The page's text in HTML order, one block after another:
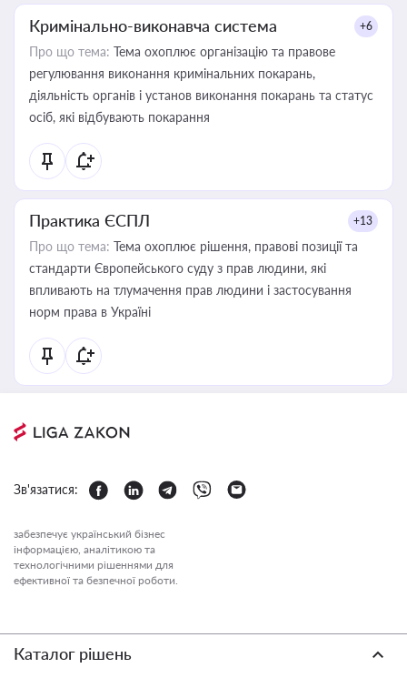
Кримінально-виконавча система +6
Про що тема: Тема охоплює організацію та правове
регулювання виконання кримінальних покарань,
діяльність органів і установ виконання покарань та статус
осіб, які відбувають покарання
Практика ЄСПЛ +13
Про що тема: Тема охоплює рішення, правові позиції та
стандарти Європейського суду з прав людини, які
впливають на тлумачення прав людини і застосування
норм права в Україні
Зв'язатися:
забезпечує український бізнес
інформацією, аналітикою та
технологічними рішеннями для
ефективної та безпечної роботи.
Каталог рішень